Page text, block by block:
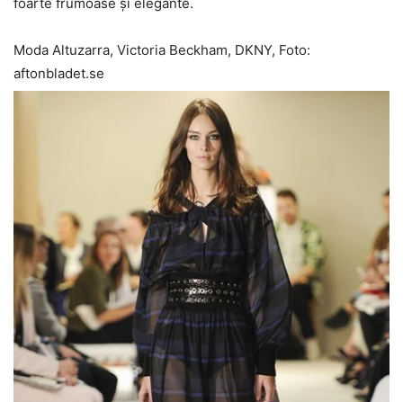
Moda Altuzarra, Victoria Beckham, DKNY, Foto:
aftonbladet.se